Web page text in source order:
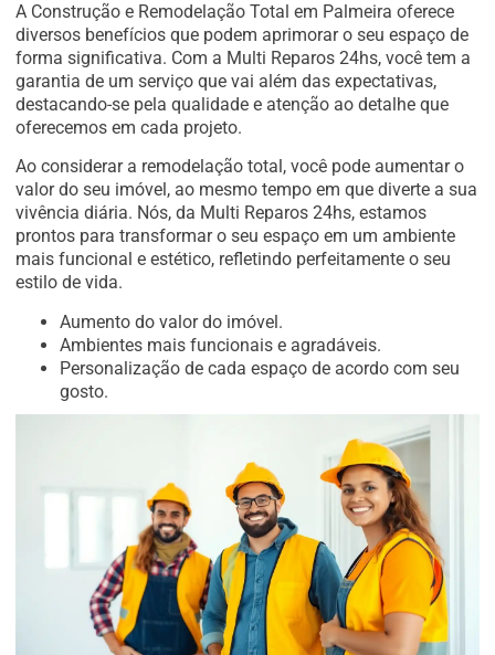
A Construção e Remodelação Total em Palmeira oferece
diversos benefícios que podem aprimorar o seu espaço de
forma significativa. Com a Multi Reparos 24hs, você tem a
garantia de um serviço que vai além das expectativas,
destacando-se pela qualidade e atenção ao detalhe que
oferecemos em cada projeto.
Ao considerar a remodelação total, você pode aumentar o
valor do seu imóvel, ao mesmo tempo em que diverte a sua
vivência diária. Nós, da Multi Reparos 24hs, estamos
prontos para transformar o seu espaço em um ambiente
mais funcional e estético, refletindo perfeitamente o seu
estilo de vida.
Aumento do valor do imóvel.
Ambientes mais funcionais e agradáveis.
Personalização de cada espaço de acordo com seu
gosto.